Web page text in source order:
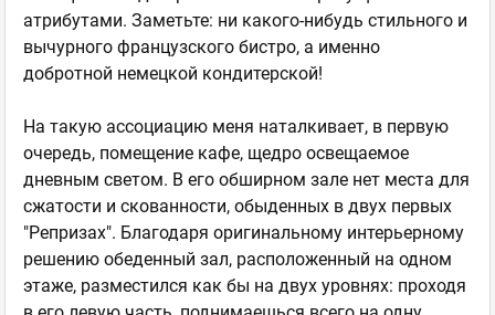
атрибутами. Заметьте: ни какого-нибудь стильного и
вычурного французского бистро, а именно
добротной немецкой кондитерской!
На такую ассоциацию меня наталкивает, в первую
очередь, помещение кафе, щедро освещаемое
дневным светом. В его обширном зале нет места для
сжатости и скованности, обыденных в двух первых
"Репризах". Благодаря оригинальному интерьерному
решению обеденный зал, расположенный на одном
этаже, разместился как бы на двух уровнях: проходя